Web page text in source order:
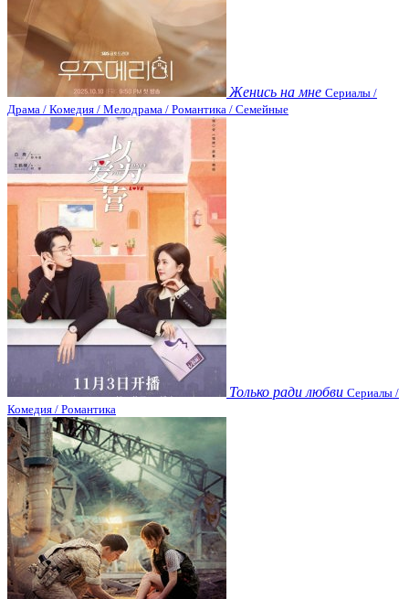
Женись на мне Сериалы /
Драма / Комедия / Мелодрама / Романтика / Семейные
Только ради любви Сериалы /
Комедия / Романтика